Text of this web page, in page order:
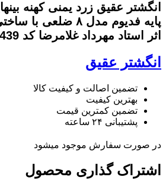
انگشتر عقیق زرد یمنی کهنه
پایه فدیوم مدل ۸
اثر استاد مهرداد غلامرضا کد A-439
انگشتر عقیق
تضمین اصالت و کیفیت کالا
بهترین کیفیت
تضمین کمترین قیمت
پشتیبانی ۲۴ ساعته
در صورت سفارش موجود میشود
اشتراک گذاری محصول